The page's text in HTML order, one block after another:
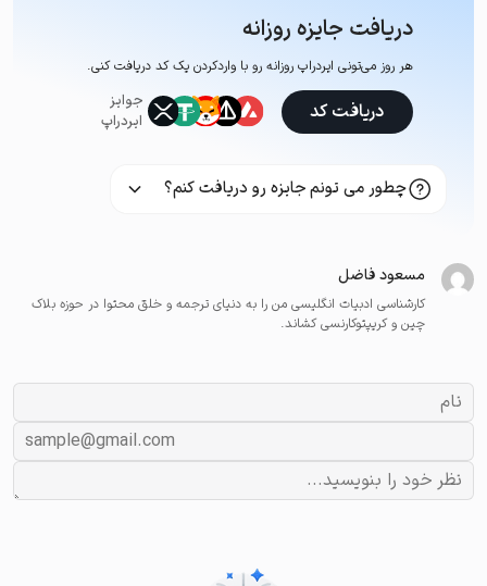
دریافت جایزه روزانه
هر روز می‌تونی ایردراپ روزانه رو با وارد‌کردن یک کد دریافت کنی.
جوایز
ایردراپ
دریافت کد
چطور می تونم جایزه رو دریافت کنم؟
مسعود فاضل
کارشناسی ادبیات انگلیسی من را به دنیای ترجمه و خلق محتوا در حوزه بلاک
چین و کریپتوکارنسی کشاند.